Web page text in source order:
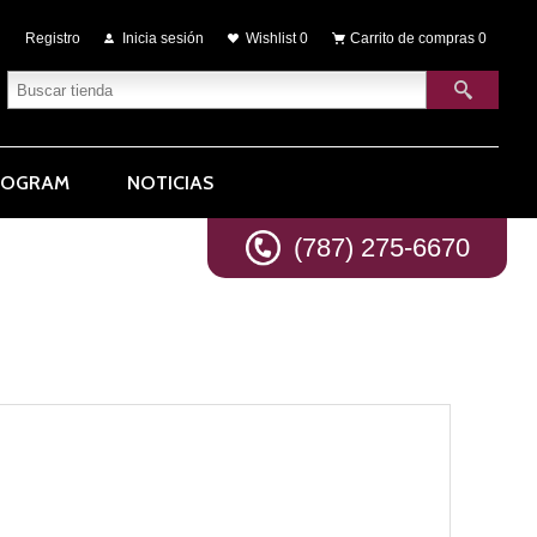
Registro Inicia sesión Wishlist 0 Carrito de compras 0
(787) 275-6670
NOTICIAS